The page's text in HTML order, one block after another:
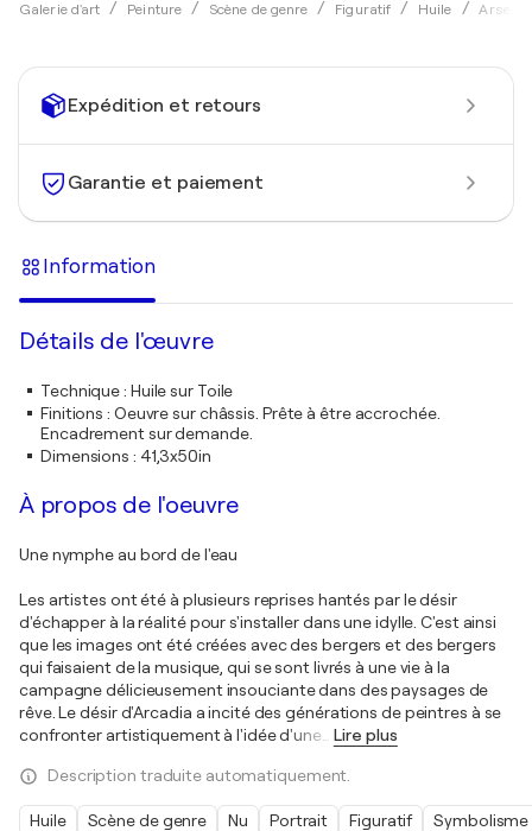
Galerie d'art Peinture Scène de genre Figuratif Huile
Expédition et retours
Garantie et paiement
Information
Détails de l'œuvre
Technique: Huile sur Toile
Finitions : Oeuvre sur châssis. Prête à être accrochée.
Encadrement sur demande.
Dimensions : 41,3x50in
À propos de l'oeuvre
Une nymphe au bord de l'eau
Les artistes ont été à plusieurs reprises hantés par le désir
d'échapper à la réalité pour s'installer dans une idylle. C'est ainsi
que les images ont été créées avec des bergers et des bergers
qui faisaient de la musique, qui se sont livrés à une vie à la
campagne délicieusement insouciante dans des paysages de
rêve. Le désir d'Arcadia a incité des générations de peintres à se
confronter artistiquement à l'idée d'une
Lire plus
Description traduite automatiquement.
Huile Scène de genre Nu Portrait Figuratif Symbolisme